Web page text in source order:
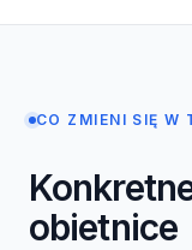
CO ZMIENI SIĘ W
obietnice